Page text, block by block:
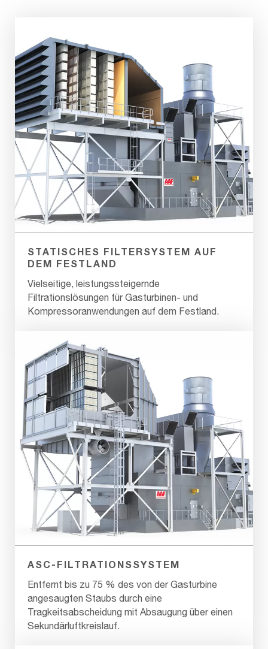
STATISCHES FILTERSYSTEM AUF
DEM FESTLAND
Vielseitige, leistungssteigernde
Filtrationslösungen für Gasturbinen- und
Kompressoranwendungen auf dem Festland.
ASC-FILTRATIONSSYSTEM
Entfernt bis zu 75 % des von der Gasturbine
angesaugten Staubs durch eine
Tragkeitsabscheidung mit Absaugung über einen
Sekundärluftkreislauf.